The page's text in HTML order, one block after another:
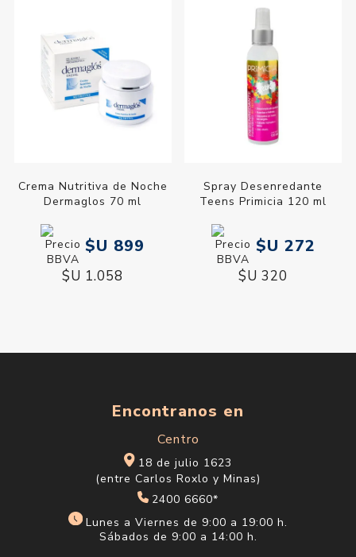
Crema Nutritiva de Noche
Dermaglos 70 ml
$U 899
$U 1.058
Spray Desenredante
Teens Primicia 120 ml
$U 272
$U 320
Encontranos en
Centro
18 de julio 1623
(entre Carlos Roxlo y Minas)
2400 6660*
Lunes a Viernes de 9:00 a 19:00 h.
Sábados de 9:00 a 14:00 h.